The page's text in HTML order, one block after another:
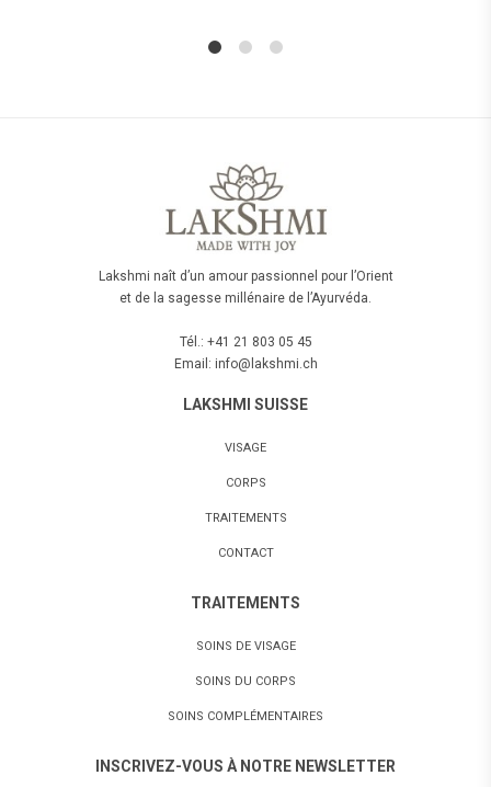
Lakshmi naît d’un amour passionnel pour l’Orient
et de la sagesse millénaire de l’Ayurvéda.
Tél.: +41 21 803 05 45
Email: info@lakshmi.ch
LAKSHMI SUISSE
VISAGE
CORPS
TRAITEMENTS
CONTACT
TRAITEMENTS
SOINS DE VISAGE
SOINS DU CORPS
SOINS COMPLÉMENTAIRES
INSCRIVEZ-VOUS À NOTRE NEWSLETTER